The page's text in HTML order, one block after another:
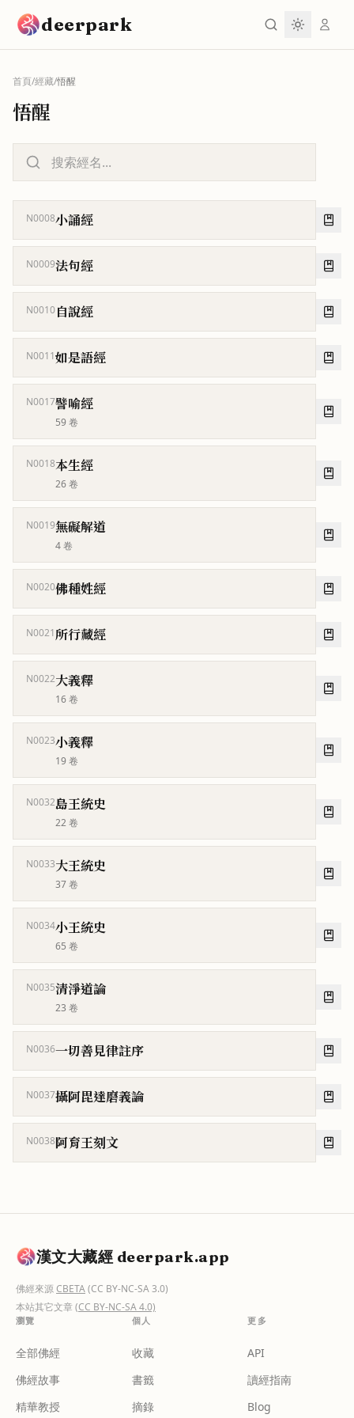
deerpark
首頁/經藏/悟醒
悟醒
N0008小誦經
N0009法句經
N0010自說經
N0011如是語經
N0017譬喻經
59卷
N0018本生經
26卷
N0019無礙解道
4卷
N0020佛種姓經
N0021所行藏經
N0022大義釋
16卷
N0023小義釋
19卷
N0032島王統史
22卷
N0033大王統史
37卷
N0034小王統史
65 卷
N0035清淨道論
23 卷
N0036一切善見律註序
N0037攝阿毘達磨義論
N0038阿育王刻文
漢文大藏經 deerpark.app
佛經來源CBETA(CC BY-NC-SA 3.0)
本站其它文章(CC BY-NC-SA 4.0)
瀏覽
全部佛經
佛經故事
精華教授
個人
收藏
書籤
摘錄
更多
API
讀經指南
Blog